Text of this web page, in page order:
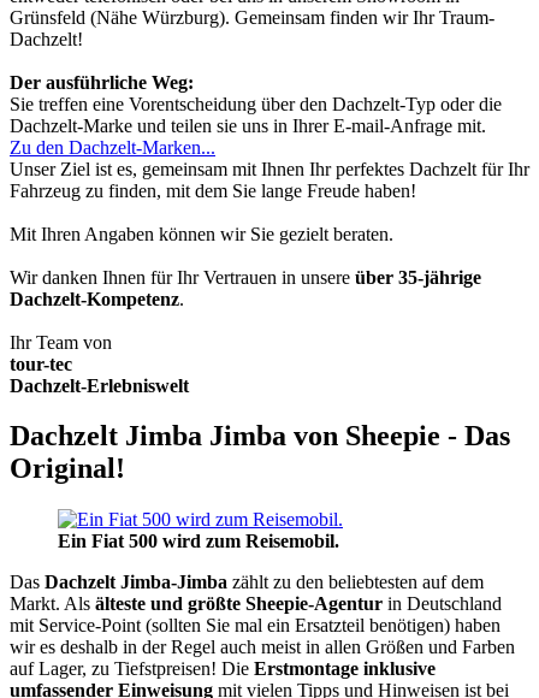
Grünsfeld (Nähe Würzburg). Gemeinsam finden wir Ihr Traum-
Dachzelt!
Der ausführliche Weg:
Sie treffen eine Vorentscheidung über den Dachzelt-Typ oder die
Dachzelt-Marke und teilen sie uns in Ihrer E-mail-Anfrage mit.
Zu den Dachzelt-Marken...
Unser Ziel ist es, gemeinsam mit Ihnen Ihr perfektes Dachzelt für Ihr
Fahrzeug zu finden, mit dem Sie lange Freude haben!
Mit Ihren Angaben können wir Sie gezielt beraten.
Wir danken Ihnen für Ihr Vertrauen in unsere über 35-jährige
Dachzelt-Kompetenz.
Ihr Team von
tour-tec
Dachzelt-Erlebniswelt
Dachzelt Jimba Jimba von Sheepie - Das
Original!
Ein Fiat 500 wird zum Reisemobil.
Das Dachzelt Jimba-Jimba zählt zu den beliebtesten auf dem
Markt. Als älteste und größte Sheepie-Agentur in Deutschland
mit Service-Point (sollten Sie mal ein Ersatzteil benötigen) haben
wir es deshalb in der Regel auch meist in allen Größen und Farben
auf Lager, zu Tiefstpreisen! Die Erstmontage inklusive
umfassender Einweisung mit vielen Tipps und Hinweisen ist bei